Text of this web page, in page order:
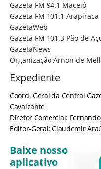
Gazeta FM 94.1 Maceió
Gazeta FM 101.1 Arapiraca
GazetaWeb
Gazeta FM 101.3 Pão de
GazetaNews
Organização Arnon de
Expediente
Coord. Geral da Central
Cavalcante
Diretor Comercial: Fernando
Editor-Geral: Claudemir
Baixe nosso
aplicativo